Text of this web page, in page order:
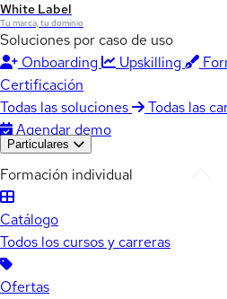
White Label
Tu marca, tu dominio
Soluciones por caso de uso
Onboarding
Upskilling
Certificación
Todas las soluciones
Todas las
Agendar demo
Particulares
Formación individual
Catálogo
Todos los cursos y carreras
Ofertas